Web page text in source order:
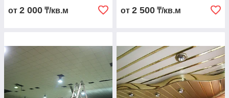
от 2 000 ₸/кв.м от 2 500 ₸/кв.м